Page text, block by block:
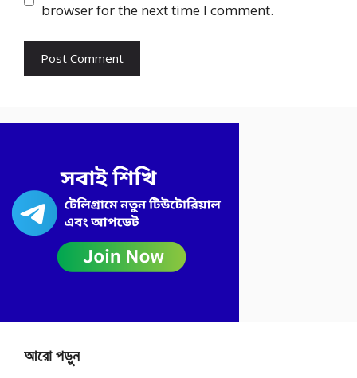
browser for the next time I comment.
আরো পড়ুন